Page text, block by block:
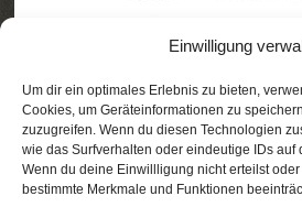
Einwilligung
Um dir ein optimales Erlebnis zu bieten,
Cookies, um Geräteinformationen zu
zuzugreifen. Wenn du diesen Technologien
wie das Surfverhalten oder eindeutige IDs auf
Wenn du deine Einwillligung nicht erteilst
bestimmte Merkmale und Funktionen